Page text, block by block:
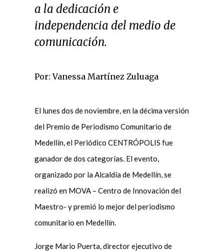
a la dedicación e
independencia del medio de
comunicación.
Por: Vanessa Martínez Zuluaga
El lunes dos de noviembre, en la décima versión
del Premio de Periodismo Comunitario de
Medellín, el Periódico CENTRÓPOLIS fue
ganador de dos categorías. El evento,
organizado por la Alcaldía de Medellín, se
realizó en MOVA – Centro de Innovación del
Maestro- y premió lo mejor del periodismo
comunitario en Medellín.
Jorge Mario Puerta, director ejecutivo de